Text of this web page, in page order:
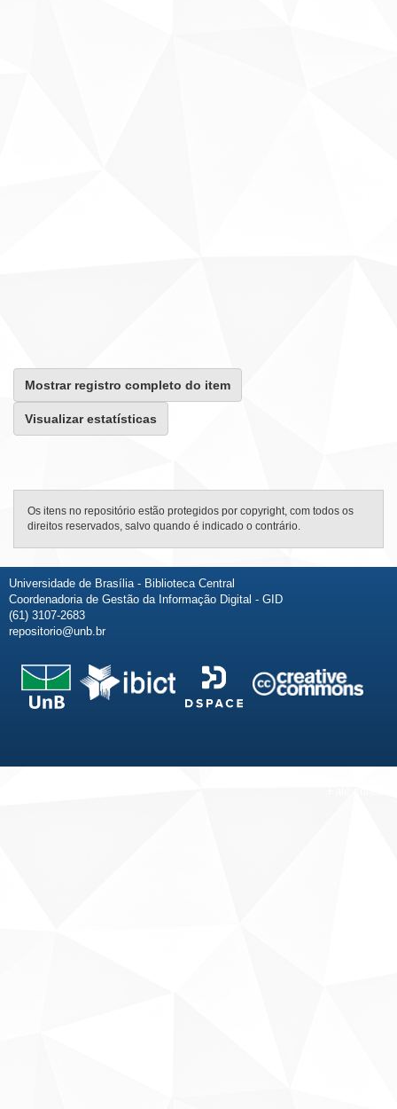
Mostrar registro completo do item
Visualizar estatísticas
Os itens no repositório estão protegidos por copyright, com todos os
direitos reservados, salvo quando é indicado o contrário.
Universidade de Brasília - Biblioteca Central
Coordenadoria de Gestão da Informação Digital - GID
(61) 3107-2683
repositorio@unb.br